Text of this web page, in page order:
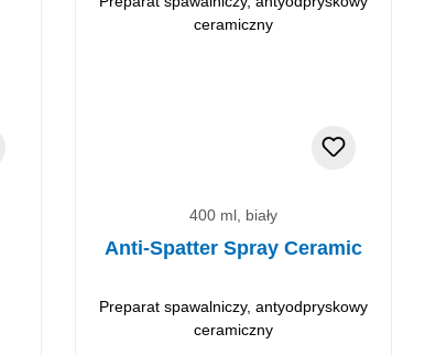
400 ml, biały
Anti-Spatter Spray Ceramic
Preparat spawalniczy, antyodpryskowy
ceramiczny